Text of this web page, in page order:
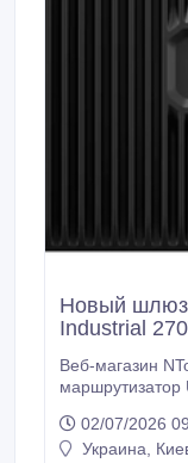
Новый шлюз
Industrial
Веб-магазин
маршрутизатор
7, 4-ядерный процессор Cortex-A53, 1 порт 10G
RJ45 WAN/LAN, 4 порта 2.5G RJ45 LAN, 1 порт 10G
02/07/2026
Украина,